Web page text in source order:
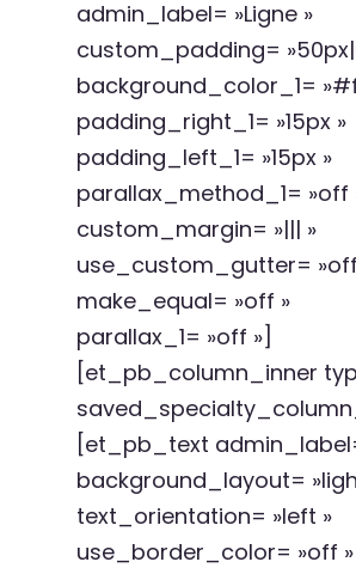
admin_label= »Ligne »
custom_padding=
background_color_1=
padding_right_1= »15px »
padding_left_1= »15px »
parallax_method_1= »off
custom_margin= »||| »
use_custom_gutter=
make_equal= »off »
parallax_1= »off »]
[et_pb_column_inner
[et_pb_text
background_layout=
text_orientation= »left »
use_border_color= »off »